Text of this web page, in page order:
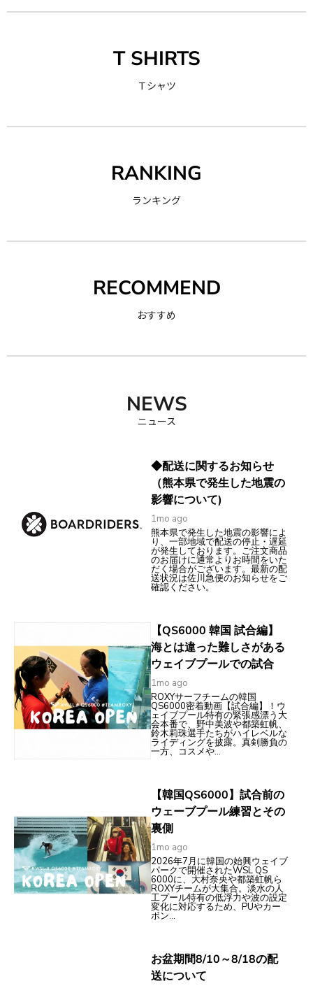
T SHIRTS
Ｔシャツ
RANKING
ランキング
RECOMMEND
おすすめ
NEWS
ニュース
◆配送に関するお知らせ
（熊本県で発生した地震の
影響について)
1mo ago
熊本県で発生した地震の影響によ
り、一部地域で配送の停止・遅延
が発生しております。ご注文商品
のお届けに通常よりお時間をいた
だく場合がございます。最新の配
送状況は佐川急便のお知らせをご
確認ください。
【QS6000 韓国 試合編】
海とは違った難しさがある
ウェイブプールでの試合
1mo ago
ROXYサーフチームの韓国
QS6000密着動画【試合編】！ウ
ェイブプール特有の緊張感漂う大
会本番で、野中美波や都築虹帆、
鈴木莉珠選手たちがハイレベルな
ライディングを披露。真剣勝負の
一方、コスメや...
【韓国QS6000】試合前の
ウェーブプール練習とその
裏側
1mo ago
2026年7月に韓国の始興ウェイブ
パークで開催されたWSL QS
6000に、大村奈央や都築虹帆ら
ROXYチームが大集合。淡水の人
工プール特有の低浮力や波の設定
変化に対応するため、PUやカー
ボン...
お盆期間8/10～8/18の配
送について